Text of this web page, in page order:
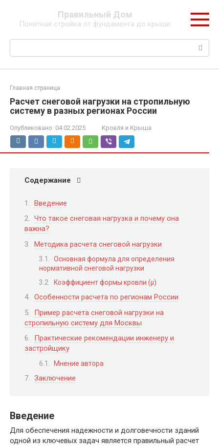
контенту
Правильный Дом
Понятная стройка от фундамента до крыши.
Поиск:
Главная страница
Расчет снеговой нагрузки на стропильную
систему в разных регионах России
Опубликовано: 04.02.2025 Кровля и Крыша
Содержание
Введение
Что такое снеговая нагрузка и почему она
важна?
Методика расчета снеговой нагрузки
Основная формула для определения
нормативной снеговой нагрузки
Коэффициент формы кровли (μ)
Особенности расчета по регионам России
Пример расчета снеговой нагрузки на
стропильную систему для Москвы
Практические рекомендации инженеру и
застройщику
Мнение автора
Заключение
Введение
Для обеспечения надежности и долговечности зданий
одной из ключевых задач является правильный расчет